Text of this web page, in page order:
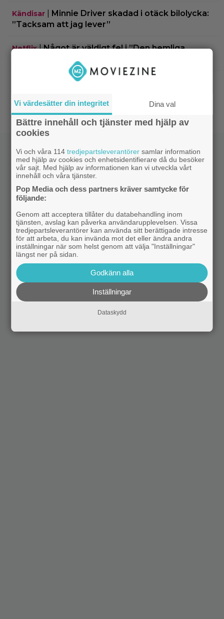
Kändisar
Minnie Driver skadad i otäck bilolycka:
”Tacksam att jag lever”
Netflix|Något är väldigt fel i ”Den hemliga
kvinnan” – danska Netflix-thrillern visar upp sig
Regissören Gareth Edwards flyr
igång
Vi värdesätter din integritet Dina val
Bättre innehåll och tjänster med hjälp av
cookies
Vi och våra 114tredjepartsleverantörer samlar information
med hjälp av cookies och enhetsidentifierare då du besöker
vår sajt. Med hjälp av informationen kan vi utveckla vårt
innehåll och våra tjänster.
Pop Media och dess partners kräver samtycke för
följande:
Genom att acceptera tillåter du databehandling inom
tjänsten, avslag kan påverka användarupplevelsen. Vissa
tredjepartsleverantörer kan använda sitt berättigade intresse
för att arbeta, du kan invända mot det eller ändra andra
inställningar när som helst genom att välja "Inställningar"
längst ner på sidan.
Godkänn alla
Inställningar
Dataskydd